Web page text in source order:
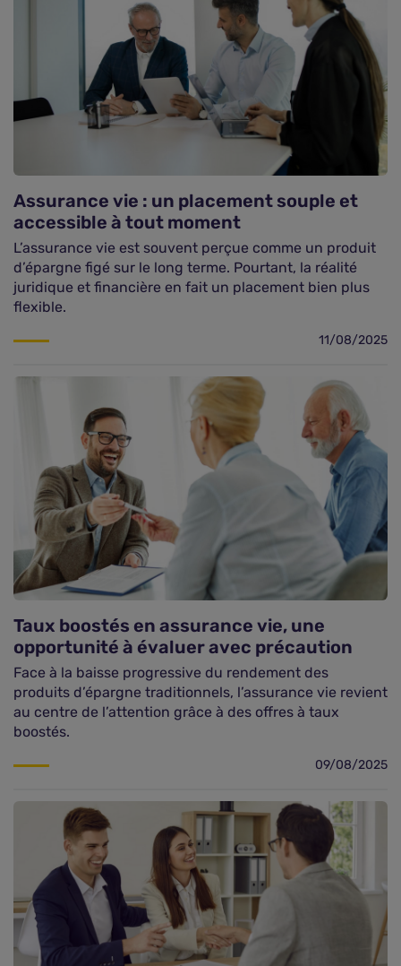
Assurance vie : un placement souple et
accessible à tout moment
L’assurance vie est souvent perçue comme un produit
d’épargne figé sur le long terme. Pourtant, la réalité
juridique et financière en fait un placement bien plus
flexible.
11/08/2025
Taux boostés en assurance vie, une
opportunité à évaluer avec précaution
Face à la baisse progressive du rendement des
produits d’épargne traditionnels, l’assurance vie revient
au centre de l’attention grâce à des offres à taux
boostés.
09/08/2025